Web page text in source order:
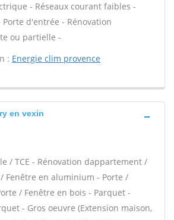
- Réseaux courant faibles -
Porte d'entrée - Rénovation
ou partielle -
: Energie clim provence
en vexin
/ TCE - Rénovation dappartement /
Fenêtre en aluminium - Porte /
/ Fenêtre en bois - Parquet -
- Gros oeuvre (Extension maison,